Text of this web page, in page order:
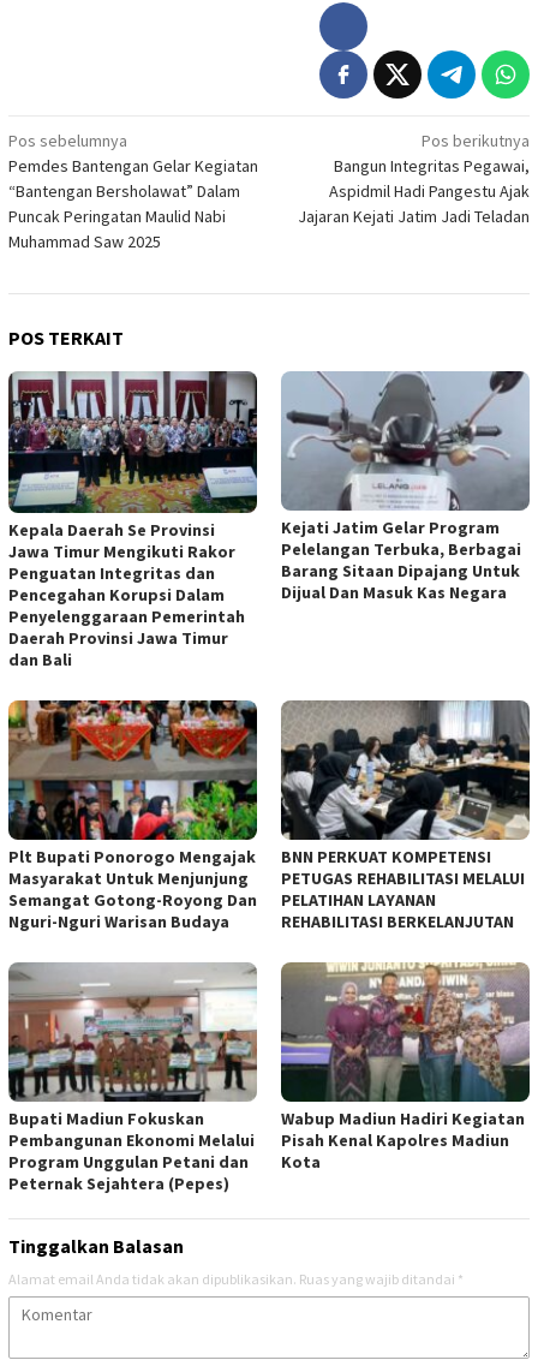
Navigasi
pos
Pos sebelumnya
Pemdes Bantengan Gelar Kegiatan
“Bantengan Bersholawat” Dalam
Puncak Peringatan Maulid Nabi
Muhammad Saw 2025
Pos berikutnya
Bangun Integritas Pegawai,
Aspidmil Hadi Pangestu Ajak
Jajaran Kejati Jatim Jadi Teladan
POS TERKAIT
Kepala Daerah Se Provinsi
Jawa Timur Mengikuti Rakor
Penguatan Integritas dan
Pencegahan Korupsi Dalam
Penyelenggaraan Pemerintah
Daerah Provinsi Jawa Timur
dan Bali
Kejati Jatim Gelar Program
Pelelangan Terbuka, Berbagai
Barang Sitaan Dipajang Untuk
Dijual Dan Masuk Kas Negara
Plt Bupati Ponorogo Mengajak
Masyarakat Untuk Menjunjung
Semangat Gotong-Royong Dan
Nguri-Nguri Warisan Budaya
BNN PERKUAT KOMPETENSI
PETUGAS REHABILITASI MELALUI
PELATIHAN LAYANAN
REHABILITASI BERKELANJUTAN
Bupati Madiun Fokuskan
Pembangunan Ekonomi Melalui
Program Unggulan Petani dan
Peternak Sejahtera (Pepes)
Wabup Madiun Hadiri Kegiatan
Pisah Kenal Kapolres Madiun
Kota
Tinggalkan Balasan
Alamat email Anda tidak akan dipublikasikan. Ruas yang wajib ditandai *